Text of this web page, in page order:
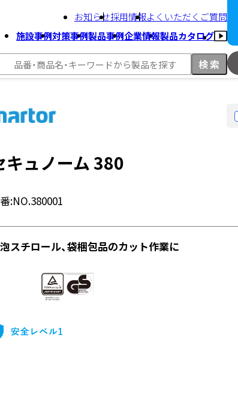
お知らせ採用情報よくいただくご質問
施設事例対策事例製品事例企業情報製品カタログ
キュノーム 380
:NO.380001
スチロール、袋梱包品のカット作業に